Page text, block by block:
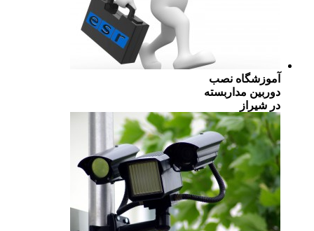
آموزشگاه نصب
دوربین مداربسته
در شیراز